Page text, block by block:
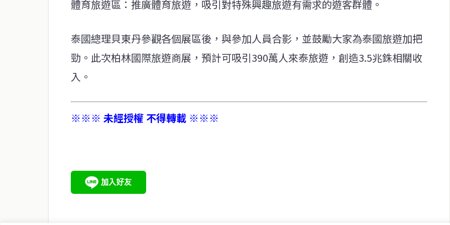
體育旅遊區：推廣體育旅遊，吸引對特殊興趣旅遊有需求的遊客群體。
泰國總理貝東丹參觀各個展區後，與參加人員合影，並鼓勵大家為泰國旅遊加把
勁。此次柏林國際旅遊商展，預計可吸引390萬人來泰旅遊，創造3.5兆銖相關收
入。
※※※ 未經授權 不得轉載 ※※※
泰國當地政治、經濟、華人社群與社會時事，為在泰華人讀者提供即